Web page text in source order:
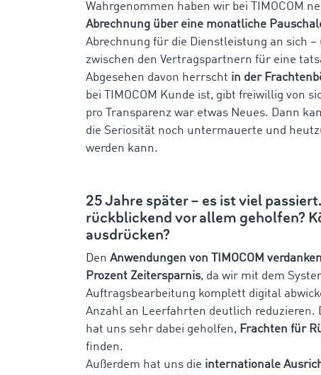
Wahrgenommen haben wir bei TIMOCOM
Abrechnung über eine monatliche
Abrechnung für die Dienstleistung an sich –
zwischen den Vertragspartnern für eine
Abgesehen davon herrscht in der
bei TIMOCOM Kunde ist, gibt freiwillig von
pro Transparenz war etwas Neues. Dann
die Seriosität noch untermauerte und
werden kann.
25 Jahre später – es ist viel
rückblickend vor allem geholfen?
ausdrücken?
Den Anwendungen von TIMOCOM
Prozent Zeitersparnis, da wir mit dem
Auftragsbearbeitung komplett digital
Anzahl an Leerfahrten deutlich reduzieren.
hat uns sehr dabei geholfen, Frachten für
finden.
Außerdem hat uns die internationale